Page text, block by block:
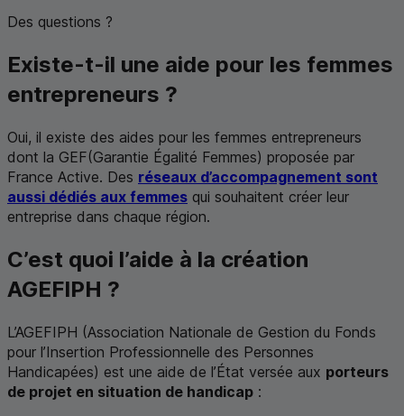
Des questions ?
Existe-t-il une aide pour les femmes
entrepreneurs ?
Oui, il existe des aides pour les femmes entrepreneurs
dont la GEF(Garantie Égalité Femmes) proposée par
France Active. Des réseaux d’accompagnement sont
aussi dédiés aux femmes qui souhaitent créer leur
entreprise dans chaque région.
C’est quoi l’aide à la création
AGEFIPH ?
L’AGEFIPH (Association Nationale de Gestion du Fonds
pour l’Insertion Professionnelle des Personnes
Handicapées) est une aide de l’État versée aux porteurs
de projet en situation de handicap :